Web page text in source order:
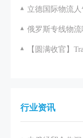
立德国际物流人气
俄罗斯专线物
【圆满收官】
行业资讯